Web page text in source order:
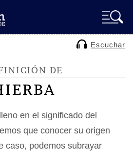
Escuchar
DE
en el significado del
que conocer su origen
caso, podemos subrayar